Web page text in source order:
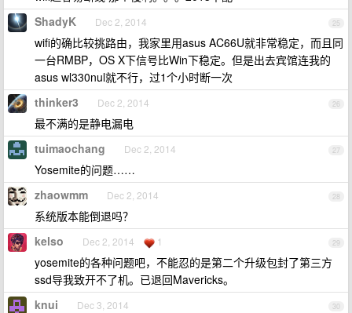
25
ShadyK Dec 2, 2014
wifi的确比较挑路由，我家里用asus AC66U就非常稳定，而且同
一台RMBP，OS X下信号比Win下稳定。但是出去宾馆连我的
asus wl330nul就不行，过1个小时断一次
26
thinker3 Dec 2, 2014
最不满的是静电漏电
27
tuimaochang Dec 2, 2014
Yosemite的问题……
28
zhaowmm Dec 2, 2014
系统版本能倒退吗？
29
kelso Dec 2, 2014 1
yosemite的各种问题吧，不能忍的是第二个升级包封了第三方
ssd导我致开不了机。已退回Mavericks。
30
knui Dec 3, 2014